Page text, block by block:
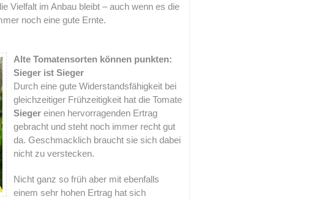
Vielfalt im Anbau bleibt – auch wenn es die
noch eine gute Ernte.
Alte Tomatensorten können punkten:
Sieger ist Sieger
Durch eine gute Widerstandsfähigkeit bei
gleichzeitiger Frühzeitigkeit hat die Tomate
Sieger einen hervorragenden Ertrag
gebracht und steht noch immer recht gut
da. Geschmacklich braucht sie sich dabei
nicht zu verstecken.
Nicht ganz so früh aber mit ebenfalls
einem sehr hohen Ertrag hat sich